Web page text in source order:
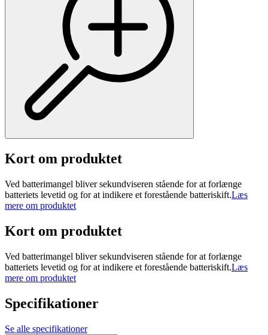
Kort om produktet
Ved batterimangel bliver sekundviseren stående for at forlænge
batteriets levetid og for at indikere et forestående batteriskift.Læs
mere om produktet
Kort om produktet
Ved batterimangel bliver sekundviseren stående for at forlænge
batteriets levetid og for at indikere et forestående batteriskift.Læs
mere om produktet
Specifikationer
Se alle specifikationer